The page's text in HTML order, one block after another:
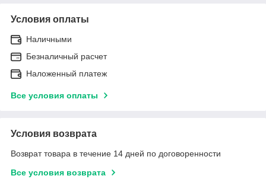
Условия оплаты
Наличными
Безналичный расчет
Наложенный платеж
Все условия оплаты
Условия возврата
Возврат товара в течение 14 дней по договоренности
Все условия возврата